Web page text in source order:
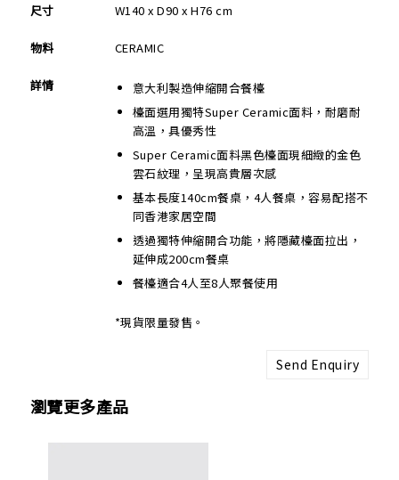
尺寸 W140 x D90 x H76 cm
物料 CERAMIC
詳情
意大利製造伸縮開合餐檯
檯面選用獨特Super Ceramic面料，耐磨耐
高溫，具優秀性
Super Ceramic面料黑色檯面現細緻的金色
雲石紋理，呈現高貴層次感
基本長度140cm餐桌，4人餐桌，容易配搭不
同香港家居空間
透過獨特伸縮開合功能，將隱藏檯面拉出，
延伸成200cm餐桌
餐檯適合4人至8人聚餐使用
*現貨限量發售。
Send Enquiry
瀏覽更多產品